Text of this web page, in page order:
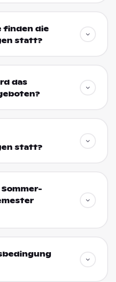
finden die
statt?
das
statt?